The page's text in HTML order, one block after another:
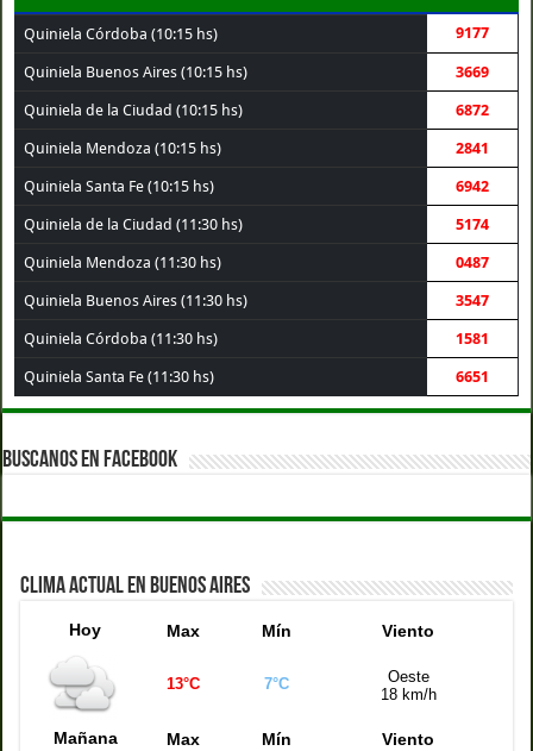
Quiniela Córdoba (10:15 hs) 9177
Quiniela Buenos Aires (10:15 hs) 3669
Quiniela de la Ciudad (10:15 hs) 6872
Quiniela Mendoza (10:15 hs) 2841
Quiniela Santa Fe (10:15 hs) 6942
Quiniela de la Ciudad (11:30 hs) 5174
Quiniela Mendoza (11:30 hs) 0487
Quiniela Buenos Aires (11:30 hs) 3547
Quiniela Córdoba (11:30 hs) 1581
Quiniela Santa Fe (11:30 hs) 6651
BUSCANOS EN FACEBOOK
CLIMA ACTUAL EN BUENOS AIRES
Hoy Max Mín Viento
13°C 7°C
Oeste
18 km/h
Mañana Max Mín Viento